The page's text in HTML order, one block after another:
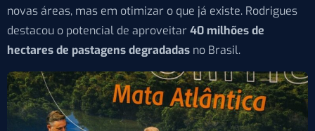
novas áreas, mas em otimizar o que já existe. Rodrigues
destacou o potencial de aproveitar40 milhões de
hectares de pastagens degradadas no Brasil.